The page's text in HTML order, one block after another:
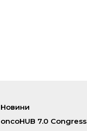
Новини
oncoHUB 7.0 Congress